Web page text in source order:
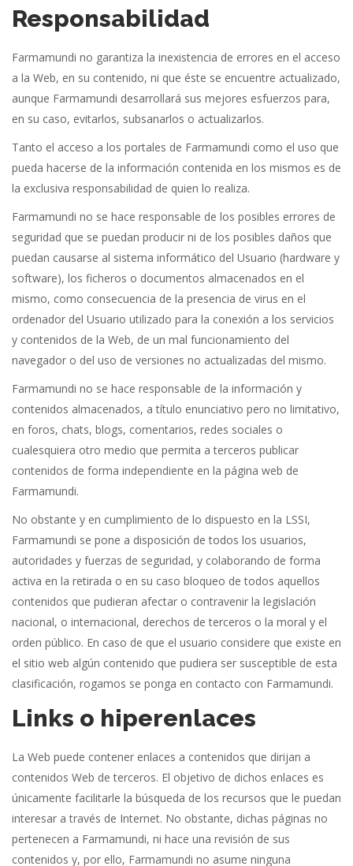
Responsabilidad
Farmamundi no garantiza la inexistencia de errores en el acceso
a la Web, en su contenido, ni que éste se encuentre actualizado,
aunque Farmamundi desarrollará sus mejores esfuerzos para,
en su caso, evitarlos, subsanarlos o actualizarlos.
Tanto el acceso a los portales de Farmamundi como el uso que
pueda hacerse de la información contenida en los mismos es de
la exclusiva responsabilidad de quien lo realiza.
Farmamundi no se hace responsable de los posibles errores de
seguridad que se puedan producir ni de los posibles daños que
puedan causarse al sistema informático del Usuario (hardware y
software), los ficheros o documentos almacenados en el
mismo, como consecuencia de la presencia de virus en el
ordenador del Usuario utilizado para la conexión a los servicios
y contenidos de la Web, de un mal funcionamiento del
navegador o del uso de versiones no actualizadas del mismo.
Farmamundi no se hace responsable de la información y
contenidos almacenados, a título enunciativo pero no limitativo,
en foros, chats, blogs, comentarios, redes sociales o
cualesquiera otro medio que permita a terceros publicar
contenidos de forma independiente en la página web de
Farmamundi.
No obstante y en cumplimiento de lo dispuesto en la LSSI,
Farmamundi se pone a disposición de todos los usuarios,
autoridades y fuerzas de seguridad, y colaborando de forma
activa en la retirada o en su caso bloqueo de todos aquellos
contenidos que pudieran afectar o contravenir la legislación
nacional, o internacional, derechos de terceros o la moral y el
orden público. En caso de que el usuario considere que existe en
el sitio web algún contenido que pudiera ser susceptible de esta
clasificación, rogamos se ponga en contacto con Farmamundi.
Links o hiperenlaces
La Web puede contener enlaces a contenidos que dirijan a
contenidos Web de terceros. El objetivo de dichos enlaces es
únicamente facilitarle la búsqueda de los recursos que le puedan
interesar a través de Internet. No obstante, dichas páginas no
pertenecen a Farmamundi, ni hace una revisión de sus
contenidos y, por ello, Farmamundi no asume ninguna